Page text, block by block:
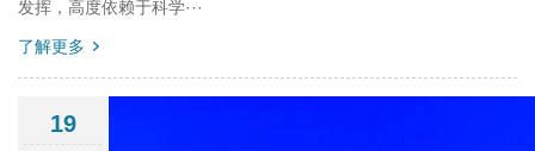
发挥，高度依赖于科学···
了解更多
19